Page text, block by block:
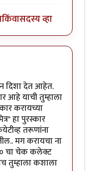
किंवासदस्य व्हा
दिशा देत आहेत.
आहे याची तुम्हाला
करायच्या
हा पुरस्कार
तरूणांना
मग करायचा ना
चा चेक कलेक्ट
तुम्हाला कशाला